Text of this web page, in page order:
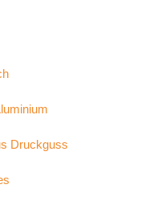
Druckguss